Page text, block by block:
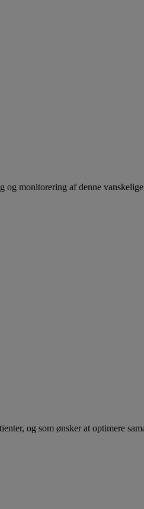
monitorering af denne
og som ønsker at optimere